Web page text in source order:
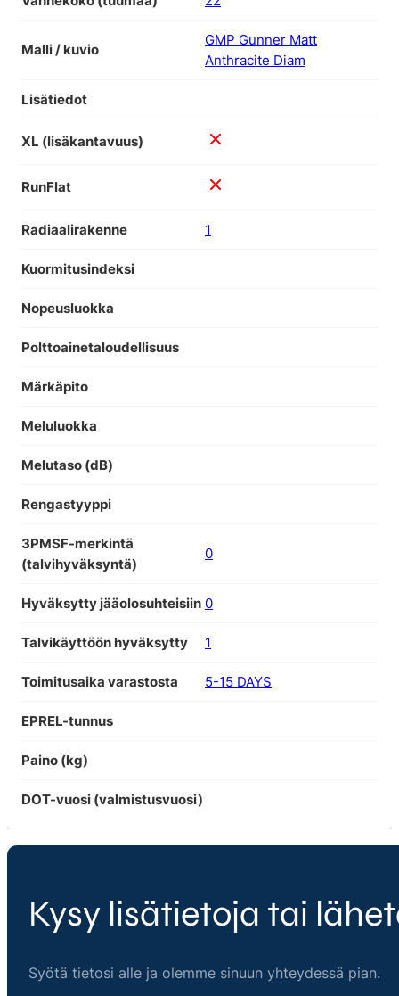
Malli / kuvio
GMP Gunner Matt
Anthracite Diam
Lisätiedot
XL (lisäkantavuus)
RunFlat
Radiaalirakenne 1
Kuormitusindeksi
Nopeusluokka
Polttoainetaloudellisuus
Märkäpito
Meluluokka
Melutaso (dB)
Rengastyyppi
3PMSF-merkintä
(talvihyväksyntä)
0
Hyväksytty jääolosuhteisiin 0
Talvikäyttöön hyväksytty 1
Toimitusaika varastosta 5-15 DAYS
EPREL-tunnus
Paino (kg)
DOT-vuosi (valmistusvuosi)
Kysy lisätietoja tai
Syötä tietosi alle ja olemme sinuun yhteydessä pian.